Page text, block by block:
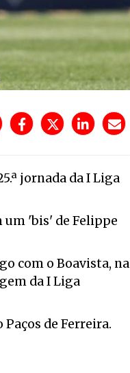
jornada da I Liga
um 'bis' de Felippe
com o Boavista, na
da I Liga
de Ferreira.